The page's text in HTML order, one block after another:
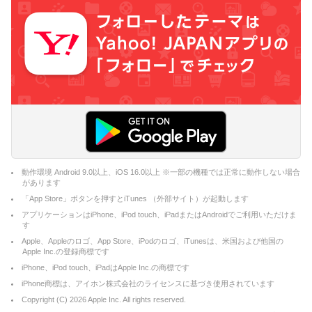
動作環境 Android 9.0以上、iOS 16.0以上 ※一部の機種では正常に動作しない場合
があります
「App Store」ボタンを押すとiTunes （外部サイト）が起動します
アプリケーションはiPhone、iPod touch、iPadまたはAndroidでご利用いただけま
す
Apple、Appleのロゴ、App Store、iPodのロゴ、iTunesは、米国および他国の
Apple Inc.の登録商標です
iPhone、iPod touch、iPadはApple Inc.の商標です
iPhone商標は、アイホン株式会社のライセンスに基づき使用されています
Copyright (C) 2026Apple Inc. All rights reserved.